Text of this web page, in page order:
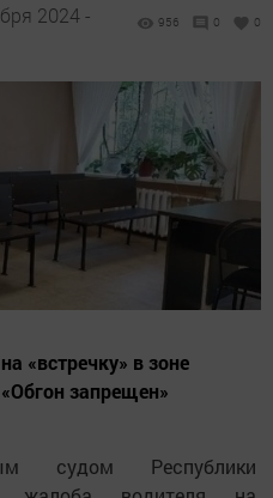
2024 -
956 0 0
«встречку» в зоне
запрещен»
судом Республики